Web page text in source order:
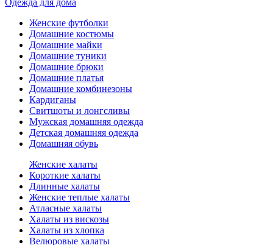
Одежда для дома
Женские футболки
Домашние костюмы
Домашние майки
Домашние туники
Домашние брюки
Домашние платья
Домашние комбинезоны
Кардиганы
Свитшоты и лонгсливы
Мужская домашняя одежда
Детская домашняя одежда
Домашняя обувь
Женские халаты
Короткие халаты
Длинные халаты
Женские теплые халаты
Атласные халаты
Халаты из вискозы
Халаты из хлопка
Велюровые халаты